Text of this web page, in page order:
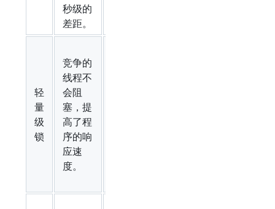
秒级的
差距。
轻
量
级
锁
竞争的
线程不
会阻
塞，提
高了程
序的响
应速
度。